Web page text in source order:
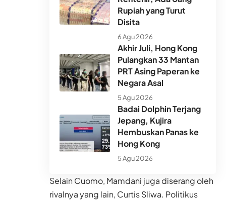
Rupiah yang Turut
Disita
6 Agu 2026
Akhir Juli, Hong Kong
Pulangkan 33 Mantan
PRT Asing Paperan ke
Negara Asal
5 Agu 2026
Badai Dolphin Terjang
Jepang, Kujira
Hembuskan Panas ke
Hong Kong
5 Agu 2026
Selain Cuomo, Mamdani juga diserang oleh
rivalnya yang lain, Curtis Sliwa. Politikus